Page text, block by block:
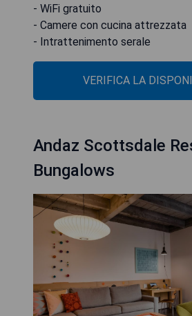
- WiFi gratuito
- Camere con cucina attrezzata
- Intrattenimento serale
VERIFICA LA
Andaz Scottsdale
Bungalows